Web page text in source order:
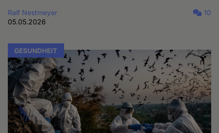
Ralf Nestmeyer
05.05.2026
10
GESUNDHEIT